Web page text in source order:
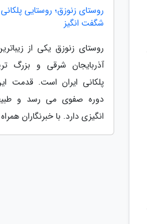
روستای زنوزق؛ روستایی
شگفت انگیز
روستای زنوزق یکی از
آذربایجان شرقی و بزرگ
پلکانی ایران است. قدمت
دوره صفوی می رسد و
انگیزی دارد. با خبرنگاران